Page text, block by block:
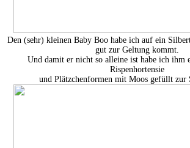
Den (sehr) kleinen Baby Boo habe ich auf ein
gut zur Geltung kommt.
Und damit er nicht so alleine ist habe ich ihm
Rispenhortensie
und Plätzchenformen mit Moos gefüllt zur